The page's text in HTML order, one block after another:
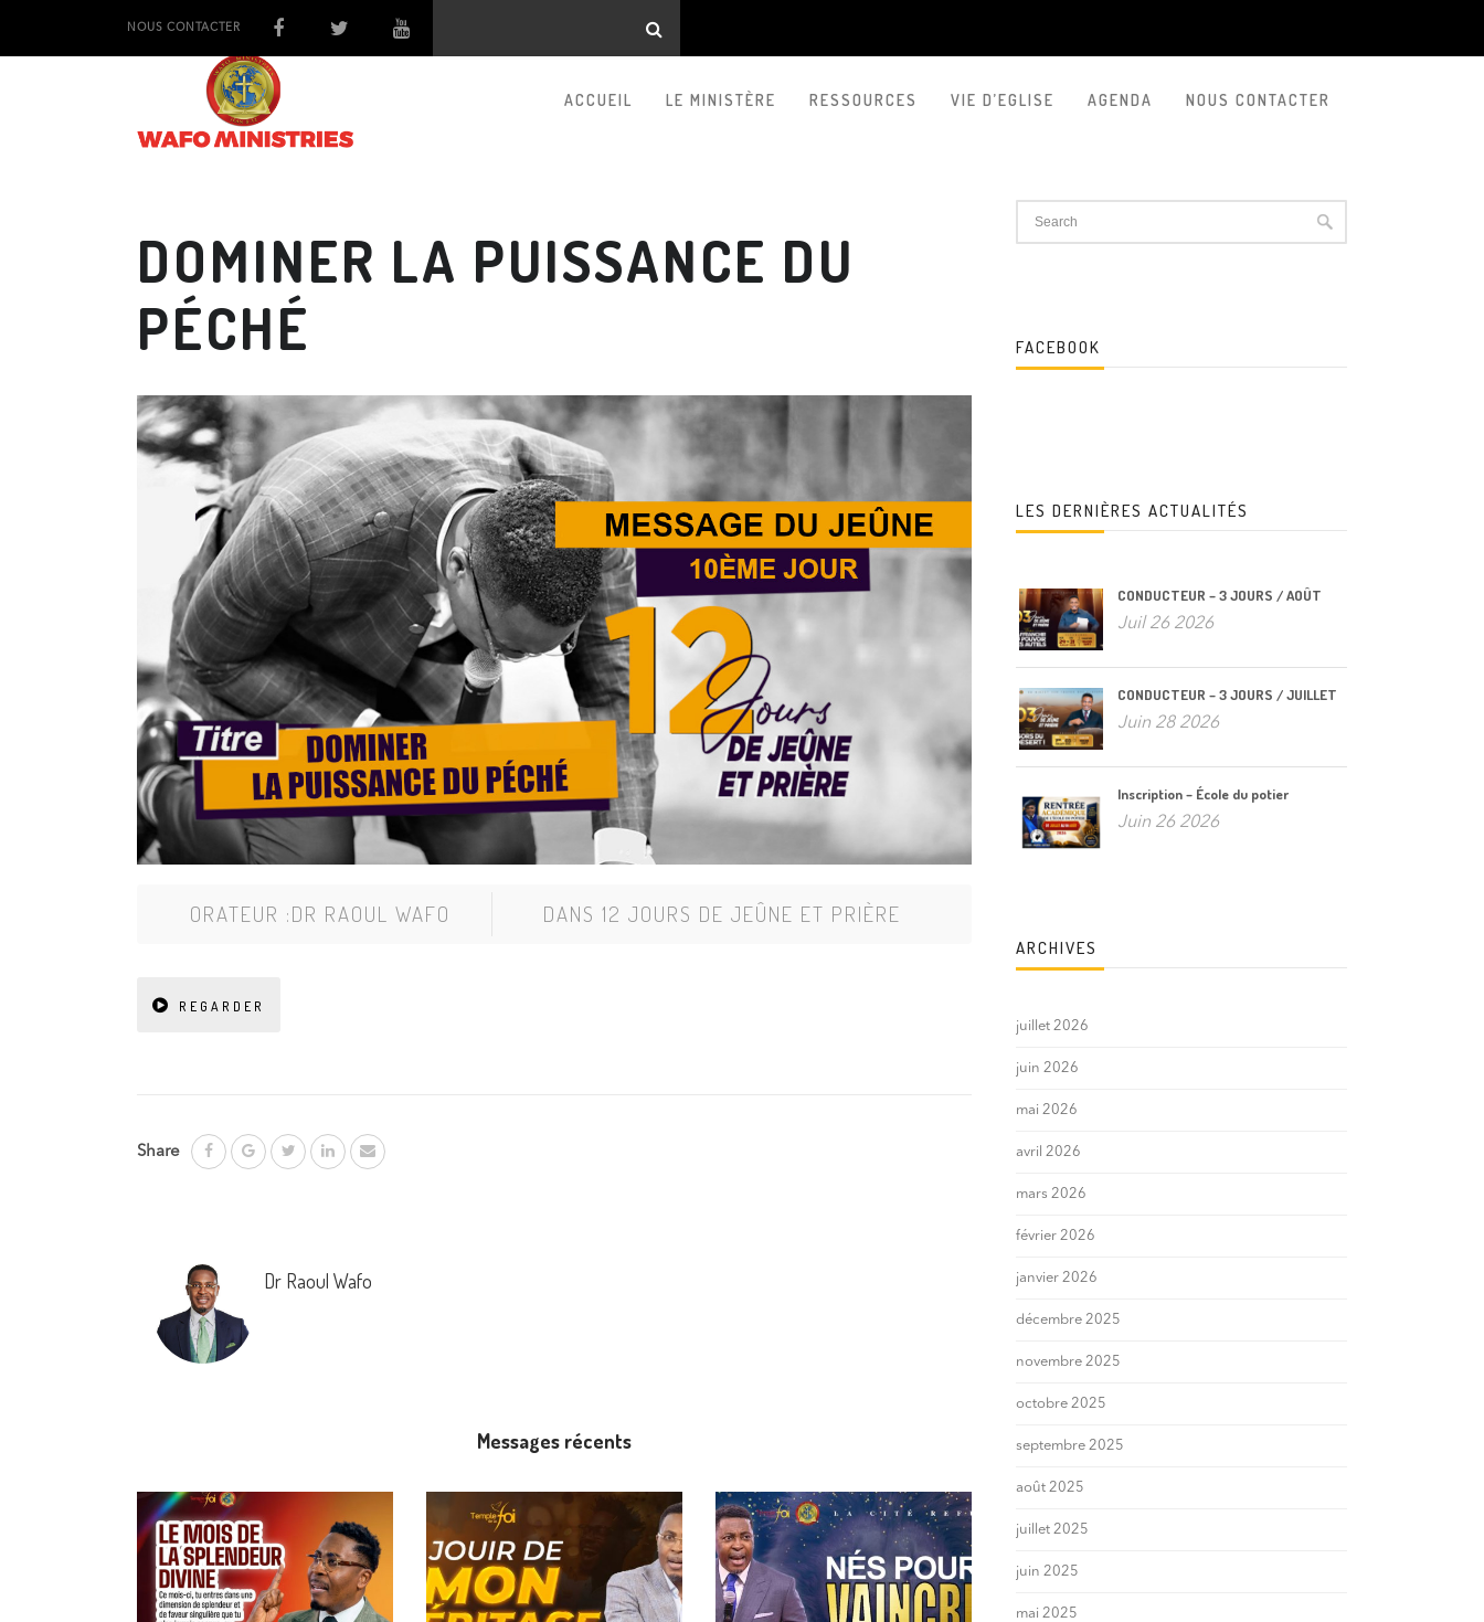
NOUS CONTACTER
ACCUEIL LE MINISTÈRE RESSOURCES VIE D’EGLISE AGENDA NOUS CONTACTER
DOMINER LA PUISSANCE DU
PÉCHÉ
ORATEUR :DR RAOUL WAFO DANS 12 JOURS DE JEÛNE ET PRIÈRE
REGARDER
Share
Dr Raoul Wafo
Messages récents
FACEBOOK
LES DERNIÈRES ACTUALITÉS
CONDUCTEUR – 3 JOURS / AOÛT
Juil 26 2026
CONDUCTEUR – 3 JOURS / JUILLET
Juin 28 2026
Inscription – École du potier
Juin 26 2026
ARCHIVES
juillet 2026
juin 2026
mai 2026
avril 2026
mars 2026
février 2026
janvier 2026
décembre 2025
novembre 2025
octobre 2025
septembre 2025
août 2025
juillet 2025
juin 2025
mai 2025